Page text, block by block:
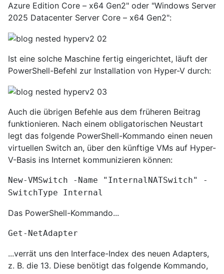
Azure Edition Core – x64 Gen2" oder "Windows Server
2025 Datacenter Server Core – x64 Gen2":
Ist eine solche Maschine fertig eingerichtet, läuft der
PowerShell-Befehl zur Installation von Hyper-V durch:
Auch die übrigen Befehle aus dem früheren Beitrag
funktionieren. Nach einem obligatorischen Neustart
legt das folgende PowerShell-Kommando einen neuen
virtuellen Switch an, über den künftige VMs auf Hyper-
V-Basis ins Internet kommunizieren können:
New-VMSwitch -Name "InternalNATSwitch" -
SwitchType Internal
Das PowerShell-Kommando...
Get-NetAdapter
...verrät uns den Interface-Index des neuen Adapters,
z. B. die 13. Diese benötigt das folgende Kommando,